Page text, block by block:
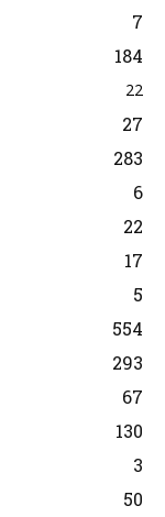
7
184
22
27
283
6
22
17
5
554
293
67
130
3
50